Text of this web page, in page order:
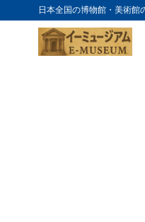
日本全国の博物館・美術館